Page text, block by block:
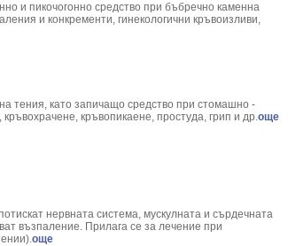
и пикочогонно средство при бъбречно каменна
и конкременти, гинекологични кръвоизливи,
тения, като запичащо средство при стомашно -
кръвопикаене, простуда, грип и др.още
нервната система, мускулната и сърдечната
възпаление. Прилага се за лечение при
още